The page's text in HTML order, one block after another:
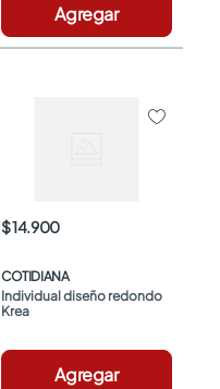
Agregar
$ 14.900
COTIDIANA
Individual diseño redondo
Krea
Agregar